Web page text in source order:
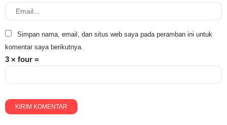
Simpan nama, email, dan situs web saya pada peramban ini untuk
komentar saya berikutnya.
3 × four =